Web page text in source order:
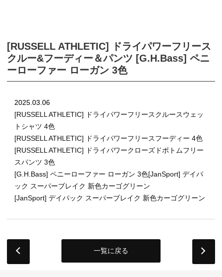
[RUSSELL ATHLETIC] ドライパワーフリース
クルー&フーディー＆パンツ [G.H.Bass] ペニ
ーローファー ローガン 3色
2025.03.06
[RUSSELL ATHLETIC] ドライパワーフリースクルースウェッ
トシャツ 4色
[RUSSELL ATHLETIC] ドライパワーフリースフーディー 4色
[RUSSELL ATHLETIC] ドライパワークローズドボトムフリー
スパンツ 3色
[G.H.Bass] ペニーローファー ローガン 3色[JanSport] デイパ
ック スーパーブレイク 新色カーゴグリーン
[JanSport] デイパック スーパーブレイク 新色カーゴグリーン
一覧に戻る